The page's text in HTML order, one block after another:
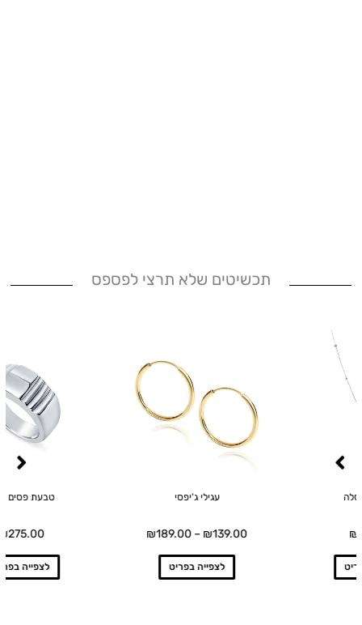
תכשיטים שלא תרצי לפספס
₪
טווח
מחירים:
עד
למוצר
יש
מספר
לבחור
האפשרויות
המוצר
טבעת פסים עבה
₪275.00
לצפייה בפריט
עגילי נטלי
₪219.00
לצפייה בפריט